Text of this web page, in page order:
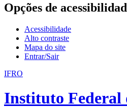
Opções de
Acessibilidade
Alto contraste
Mapa do site
Entrar/Sair
IFRO
Instituto Federal